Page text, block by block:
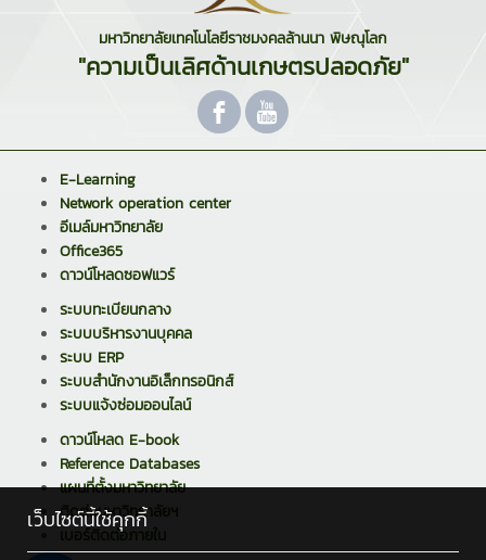
มหาวิทยาลัยเทคโนโลยีราชมงคลล้านนา พิษณุโลก
"ความเป็นเลิศด้านเกษตรปลอดภัย"
E-Learning
Network operation center
อีเมล์มหาวิทยาลัย
Office365
ดาวน์โหลดซอฟแวร์
ระบบทะเบียนกลาง
ระบบบริหารงานบุคคล
ระบบ ERP
ระบบสำนักงานอิเล็กทรอนิกส์
ระบบแจ้งซ่อมออนไลน์
ดาวน์โหลด E-book
Reference Databases
แผนที่ตั้งมหาวิทยาลัย
ติดต่อมหาวิทยาลัยฯ
เบอร์ติดต่อภายใน
เว็บไซต์นี้ใช้คุกกี้